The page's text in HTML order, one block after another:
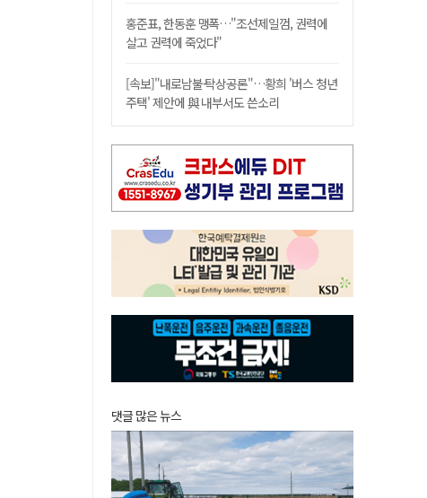
홍준표, 한동훈 맹폭…"조선제일껌, 권력에
살고 권력에 죽었다"
[속보]"내로남불·탁상공론"…황희 '버스 청년
주택' 제안에 與 내부서도 쓴소리
댓글 많은 뉴스